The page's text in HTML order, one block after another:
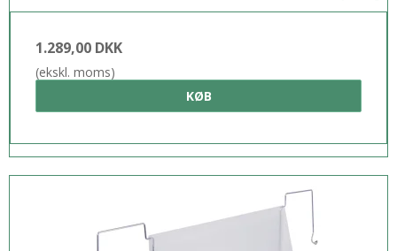
1.289,00 DKK
(ekskl. moms)
KØB